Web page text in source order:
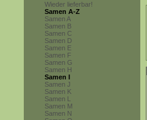
Wieder lieferbar!
Samen A-Z
Samen A
Samen B
Samen C
Samen D
Samen E
Samen F
Samen G
Samen H
Samen I
Samen J
Samen K
Samen L
Samen M
Samen N